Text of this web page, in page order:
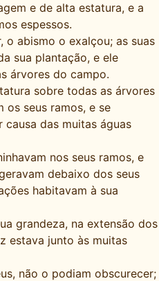
e de alta estatura, e a
espessos.
o abismo o exalçou; as suas
sua plantação, e ele
árvores do campo.
sobre todas as árvores
os seus ramos, e se
causa das muitas águas
nos seus ramos, e
debaixo dos seus
habitavam à sua
grandeza, na extensão dos
estava junto às muitas
não o podiam obscurecer;